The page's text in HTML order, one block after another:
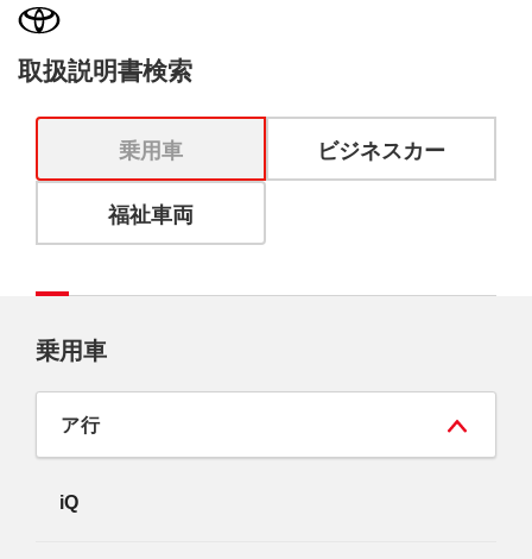
取扱説明書検索
乗用車 ビジネスカー
福祉車両
乗用車
ア行
iQ